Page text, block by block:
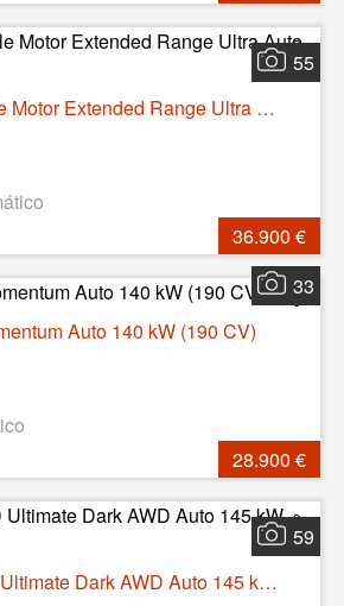
55
Volvo EX30 Single Motor Extended Range Ultra Auto 200 kW (272 CV)
36.900 €
33
Auto 140 kW (190 CV)
28.900 €
59
Volvo XC60 B4 D Ultimate Dark AWD Auto 145 kW (197 CV)